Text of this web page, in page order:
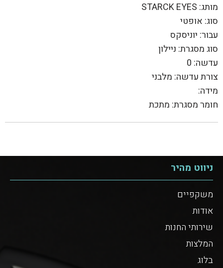
מותג: STARCK EYES
סוג: אופטי
עבור: יוניסקס
סוג מסגרת: ניילון
עדשה: 0
צורת עדשה: מלבני
מידה:
חומר מסגרת: מתכת
ניווט מהיר
משקפיים
אודות
שירותי החנות
המלצות
בלוג